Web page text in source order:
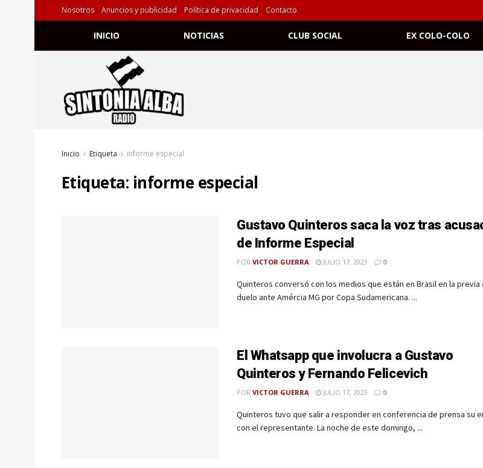
Nosotros Anuncios y publicidad Política de privacidad Contacto
INICIO NOTICIAS CLUB SOCIAL EX COLO-COLO
Inicio Etiqueta informe especial
Etiqueta: informe especial
Gustavo Quinteros saca la voz tras
de Informe Especial
POR VICTOR GUERRA JULIO 17, 2023 0
Quinteros conversó con los medios que están en Brasil en la previa
duelo ante Amércia MG por Copa Sudamericana. ...
El Whatsapp que involucra a Gustavo
Quinteros y Fernando Felicevich
POR VICTOR GUERRA JULIO 17, 2023 0
Quinteros tuvo que salir a responder en conferencia de prensa su
con el representante. La noche de este domingo, ...